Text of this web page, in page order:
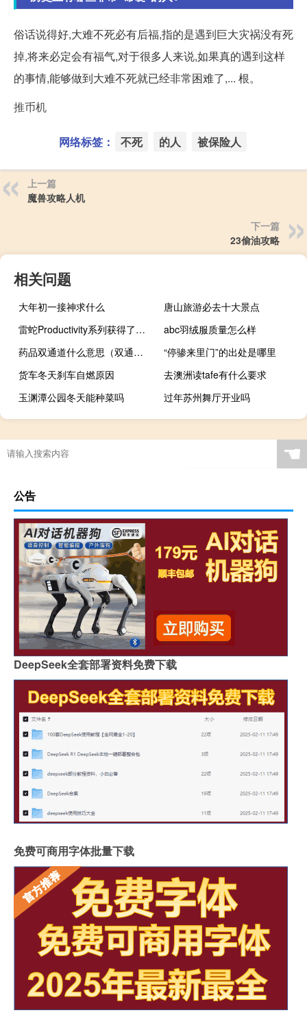
俗话说得好,大难不死必有后福,指的是遇到巨大灾祸没有死
掉,将来必定会有福气,对于很多人来说,如果真的遇到这样
的事情,能够做到大难不死就已经非常困难了,... 根。
推币机
网络标签： 不死 的人 被保险人
上一篇
魔兽攻略人机
下一篇
23偷油攻略
相关问题
大年初一接神求什么
唐山旅游必去十大景点
雷蛇Productivity系列获得了一些令人惊讶的创新
abc羽绒服质量怎么样
药品双通道什么意思（双通道药品是什么意思）
“停骖来里门”的出处是哪里
货车冬天刹车自燃原因
去澳洲读tafe有什么要求
玉渊潭公园冬天能种菜吗
过年苏州舞厅开业吗
☚
公告
DeepSeek全套部署资料免费下载
免费可商用字体批量下载